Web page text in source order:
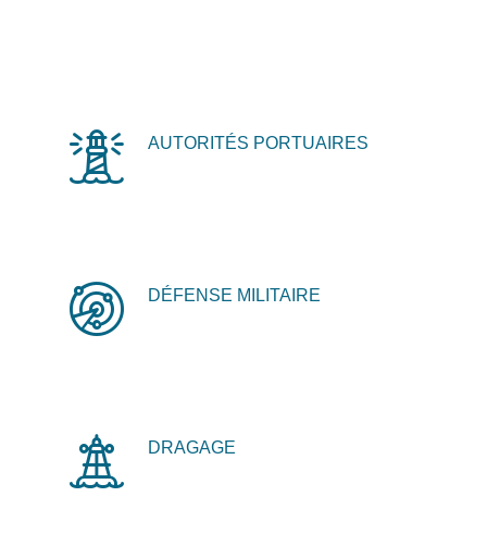
AUTORITÉS PORTUAIRES
DÉFENSE MILITAIRE
DRAGAGE